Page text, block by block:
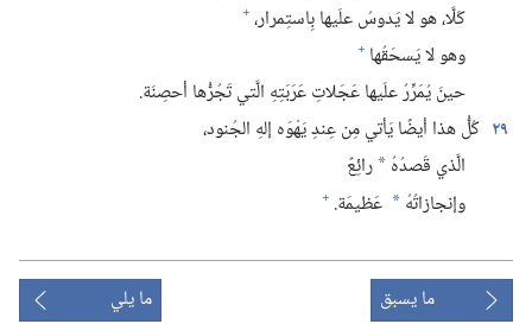
كَلَّا،‏ هو لا يَدوسُ علَيها بِاستِمرار،‏ +
وهو لا يَسحَقُها +
حينَ يُمَرِّرُ علَيها عَجَلاتِ عَرَبَتِهِ الَّتي تَجُرُّها أحصِنَة.‏
٢٩ كُلُّ هذا أيضًا يَأتي مِن عِندِ يَهْوَه إلهِ الجُنود،‏
الَّذي قَصدُهُ * رائِعٌ
وإنجازاتُهُ * عَظيمَة.‏ +
ما يسبق ما يلي